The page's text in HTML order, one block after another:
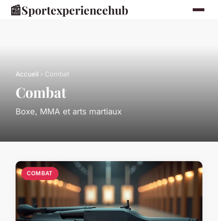
📰Sportexperiencehub
Accueil › Combat
Combat
Boxe, MMA et arts martiaux
COMBAT